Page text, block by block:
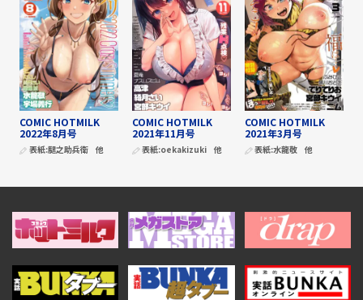
COMIC HOTMILK
2022年8月号
表紙:腿之助兵衛 他
COMIC HOTMILK
2021年11月号
表紙:oekakizuki 他
COMIC HOTMILK
2021年3月号
表紙:水龍敬 他